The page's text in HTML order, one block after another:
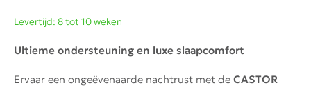
Levertijd: 8 tot 10 weken
Ultieme ondersteuning en luxe slaapcomfort
Ervaar een ongeëvenaarde nachtrust met de CASTOR